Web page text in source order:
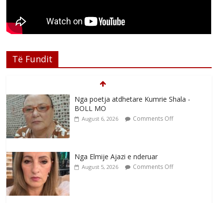
Të Fundit
Nga poetja atdhetare Kumrie Shala -
BOLL MO
August 6, 2026 Comments Off
Nga Elmije Ajazi e nderuar
August 5, 2026 Comments Off